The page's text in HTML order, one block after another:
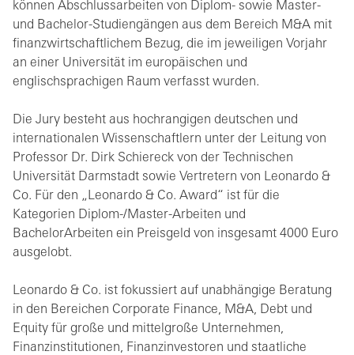
können Abschlussarbeiten von Diplom- sowie Master-
und Bachelor-Studiengängen aus dem Bereich M&A mit
finanzwirtschaftlichem Bezug, die im jeweiligen Vorjahr
an einer Universität im europäischen und
englischsprachigen Raum verfasst wurden.
Die Jury besteht aus hochrangigen deutschen und
internationalen Wissenschaftlern unter der Leitung von
Professor Dr. Dirk Schiereck von der Technischen
Universität Darmstadt sowie Vertretern von Leonardo &
Co. Für den „Leonardo & Co. Award“ ist für die
Kategorien Diplom-/Master-Arbeiten und
BachelorArbeiten ein Preisgeld von insgesamt 4000 Euro
ausgelobt.
Leonardo & Co. ist fokussiert auf unabhängige Beratung
in den Bereichen Corporate Finance, M&A, Debt und
Equity für große und mittelgroße Unternehmen,
Finanzinstitutionen, Finanzinvestoren und staatliche